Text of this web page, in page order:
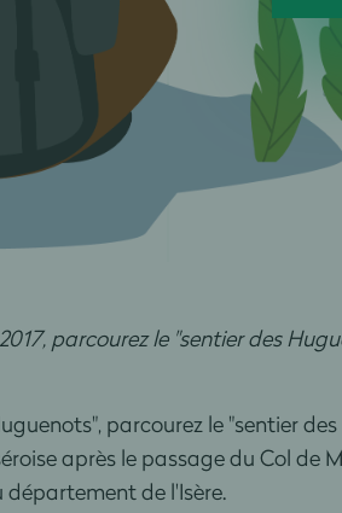
parcourez le "sentier des
parcourez le "sentier
après le passage du Col de
de l'Isère.